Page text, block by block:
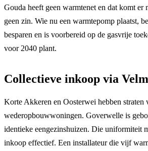
Gouda heeft geen warmtenet en dat komt er
geen zin. Wie nu een warmtepomp plaatst,
besparen en is voorbereid op de gasvrije
voor 2040 plant.
Collectieve inkoop via
Korte Akkeren en Oosterwei hebben straten
wederopbouwwoningen. Goverwelle is
identieke eengezinshuizen. Die uniformiteit
inkoop effectief. Een installateur die vijf